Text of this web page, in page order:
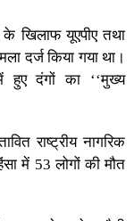
खिलाफ यूएपीए तथा
दर्ज किया गया था।
हुए दंगों का ‘‘मुख्य
राष्ट्रीय नागरिक
में 53 लोगों की मौत